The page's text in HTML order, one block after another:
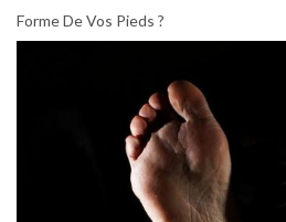
Forme De Vos Pieds ?